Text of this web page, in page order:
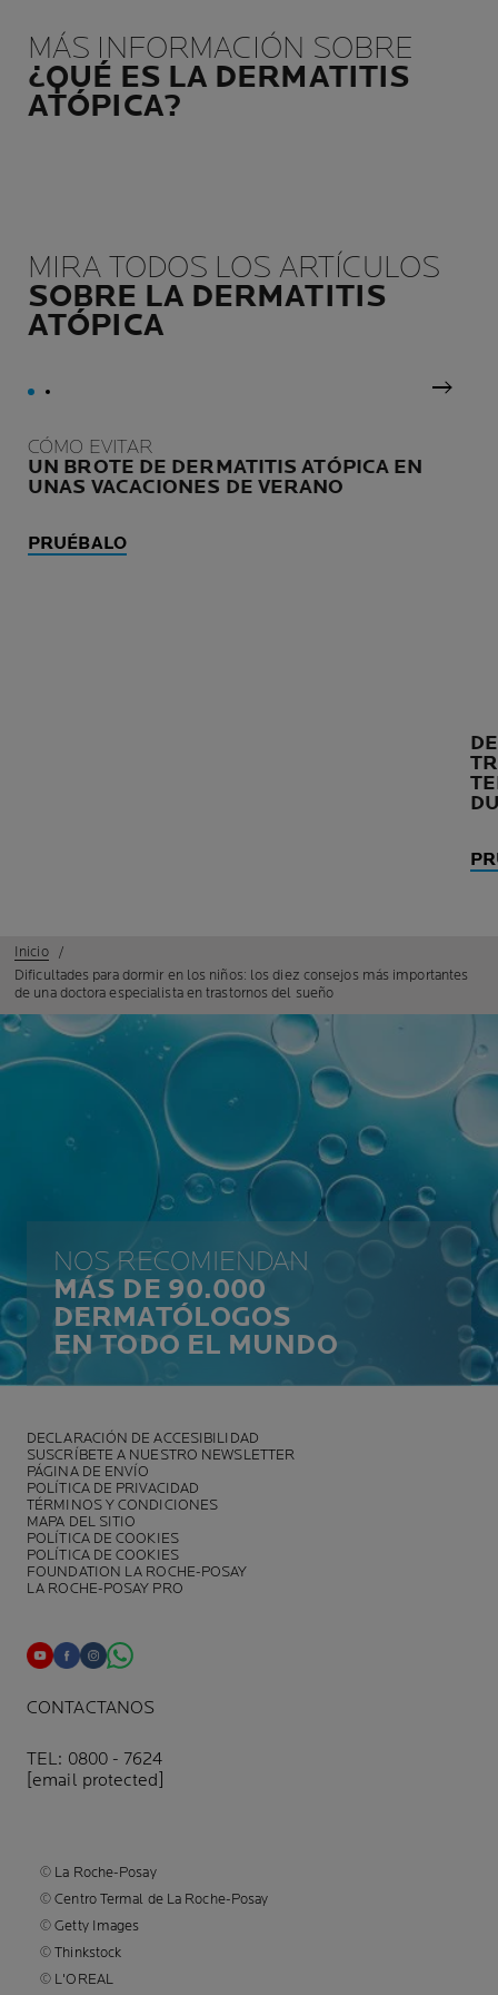
alérgicas, tendencia
acneica, tendencia atópica,
dañadas o debilitadas por
los tratamientos contra el
cáncer.
para garantizar la tolerancia
intacta y la eficacia en el
tiempo.
MÁS INFORMACIÓN SOBRE
¿QUÉ ES LA DERMATITIS
ATÓPICA?
MIRA TODOS LOS ARTÍCULOS
SOBRE LA DERMATITIS
ATÓPICA
Panel
CÓMO EVITAR
UN BROTE DE DERMATITIS ATÓPICA EN
UNAS VACACIONES DE VERANO
PRUÉBALO
Inicio
Dificultades para dormir en los niños: los diez consejos más importantes
de una doctora especialista en trastornos del sueño
NOS RECOMIENDAN
MÁS DE 90.000
DERMATÓLOGOS
EN TODO EL MUNDO
DECLARACIÓN DE ACCESIBILIDAD
SUSCRÍBETE A NUESTRO NEWSLETTER
PÁGINA DE ENVÍO
POLÍTICA DE PRIVACIDAD
TÉRMINOS Y CONDICIONES
MAPA DEL SITIO
POLÍTICA DE COOKIES
POLÍTICA DE COOKIES
FOUNDATION LA ROCHE-POSAY
LA ROCHE-POSAY PRO
CONTACTANOS
TEL: 0800 - 7624
[email protected]
© La Roche-Posay
© Centro Termal de La Roche-Posay
© Getty Images
© Thinkstock
© L'OREAL